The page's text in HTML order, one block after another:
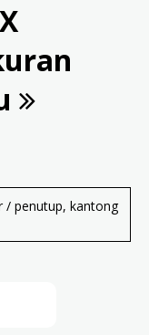
/ penutup, kantong